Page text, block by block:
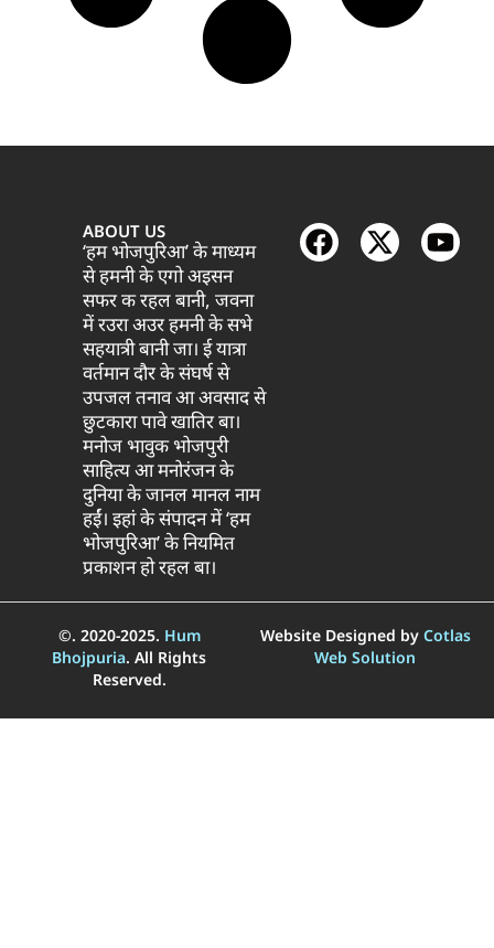
ABOUT US
‘हम भोजपुरिआ’ के माध्यम
से हमनी के एगो अइसन
सफर क रहल बानी, जवना
में रउरा अउर हमनी के सभे
सहयात्री बानी जा। ई यात्रा
वर्तमान दौर के संघर्ष से
उपजल तनाव आ अवसाद से
छुटकारा पावे खातिर बा।
मनोज भावुक भोजपुरी
साहित्य आ मनोरंजन के
दुनिया के जानल मानल नाम
हईं। इहां के संपादन में ‘हम
भोजपुरिआ’ के नियमित
प्रकाशन हो रहल बा।
©. 2020-2025. Hum
Bhojpuria. All Rights
Reserved.
Website Designed by Cotlas
Web Solution